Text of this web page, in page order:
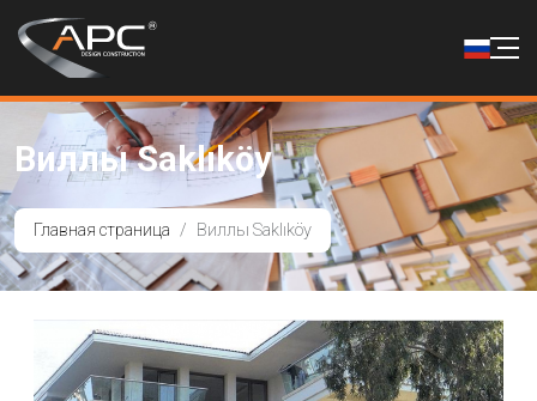
Виллы Saklıköy
Главная страница Виллы Saklıköy